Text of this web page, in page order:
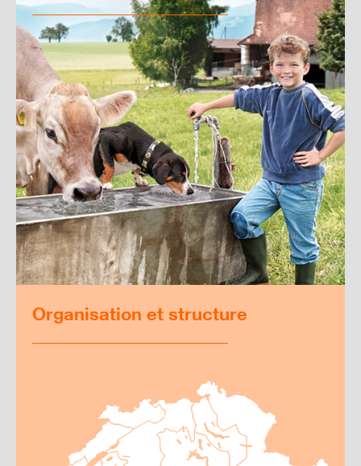
Politique en matière d’information
Rapport sur les rémunérations
Centre de download
Organisation et structure